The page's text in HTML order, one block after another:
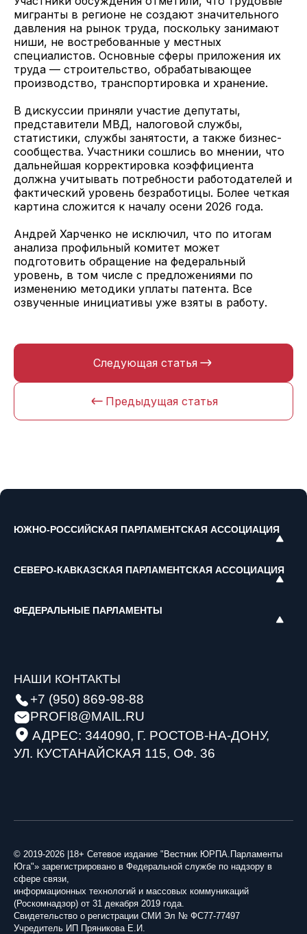
мигранты в регионе не создают значительного
давления на рынок труда, поскольку занимают
ниши, не востребованные у местных
специалистов. Основные сферы приложения их
труда — строительство, обрабатывающее
производство, транспортировка и хранение.
В дискуссии приняли участие депутаты,
представители МВД, налоговой службы,
статистики, службы занятости, а также бизнес-
сообщества. Участники сошлись во мнении, что
дальнейшая корректировка коэффициента
должна учитывать потребности работодателей и
фактический уровень безработицы. Более четкая
картина сложится к началу осени 2026 года.
Андрей Харченко не исключил, что по итогам
анализа профильный комитет может
подготовить обращение на федеральный
уровень, в том числе с предложениями по
изменению методики уплаты патента. Все
озвученные инициативы уже взяты в работу.
Предыдущая статья
Следующая статья
ЮЖНО-РОССИЙСКАЯ ПАРЛАМЕНТСКАЯ АССОЦИАЦИЯ
СЕВЕРО-КАВКАЗСКАЯ ПАРЛАМЕНТСКАЯ АССОЦИАЦИЯ
ФЕДЕРАЛЬНЫЕ ПАРЛАМЕНТЫ
НАШИ КОНТАКТЫ
+7 (950) 869-98-88
PROFI8@MAIL.RU
АДРЕС: 344090, Г. РОСТОВ-НА-ДОНУ,
УЛ. КУСТАНАЙСКАЯ 115, ОФ. 36
© 2019-2026 |18+ Сетевое издание "Вестник ЮРПА.Парламенты
Юга"» зарегистрировано в Федеральной службе по надзору в
сфере связи,
информационных технологий и массовых коммуникаций
(Роскомнадзор) от 31 декабря 2019 года.
Свидетельство о регистрации СМИ Эл № ФС77-77497
Учредитель ИП Пряникова Е.И.